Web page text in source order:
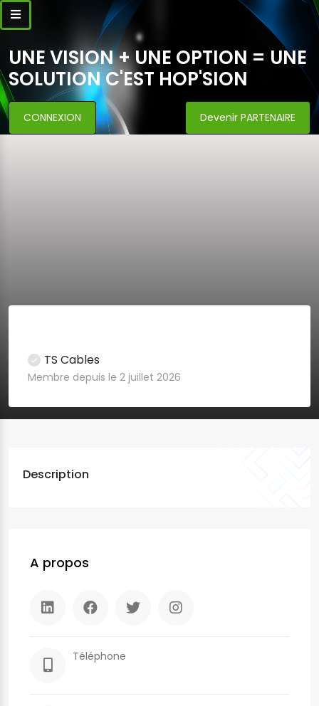
UNE VISION + UNE OPTION = UNE
SOLUTION C'EST HOP'SION
CONNEXION Devenir PARTENAIRE
TS Cables
Membre depuis le 2 juillet 2026
Description
A propos
Téléphone